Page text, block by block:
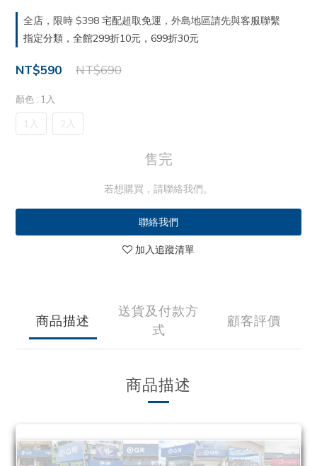
全店，限時 $398 宅配超取免運，外島地區請先與客服聯繫
指定分類，全館299折10元，699折30元
NT$690
NT$590
顏色 : 1入
1入 2入
售完
若想購買，請聯絡我們。
聯絡我們
加入追蹤清單
商品描述
送貨及付款方
式
顧客評價
商品描述